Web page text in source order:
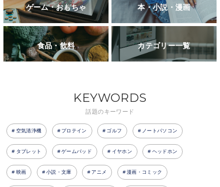
ゲーム・おもちゃ 本・小説・漫画
食品・飲料 カテゴリー一覧
KEYWORDS
話題のキーワード
空気清浄機 プロテイン ゴルフ ノートパソコン
タブレット ゲームパッド イヤホン ヘッドホン
映画 小説・文庫 アニメ 漫画・コミック